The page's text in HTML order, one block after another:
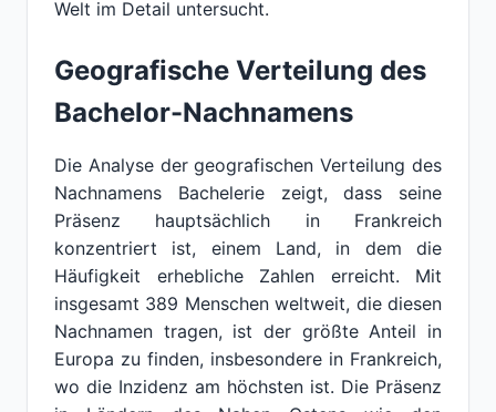
Welt im Detail untersucht.
Geografische Verteilung des
Bachelor-Nachnamens
Die Analyse der geografischen Verteilung des
Nachnamens Bachelerie zeigt, dass seine
Präsenz hauptsächlich in Frankreich
konzentriert ist, einem Land, in dem die
Häufigkeit erhebliche Zahlen erreicht. Mit
insgesamt 389 Menschen weltweit, die diesen
Nachnamen tragen, ist der größte Anteil in
Europa zu finden, insbesondere in Frankreich,
wo die Inzidenz am höchsten ist. Die Präsenz